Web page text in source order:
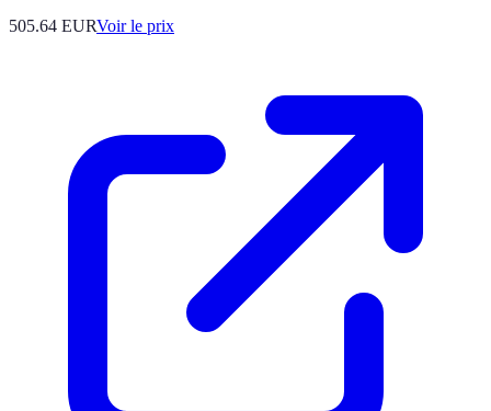
505.64 EURVoir le prix